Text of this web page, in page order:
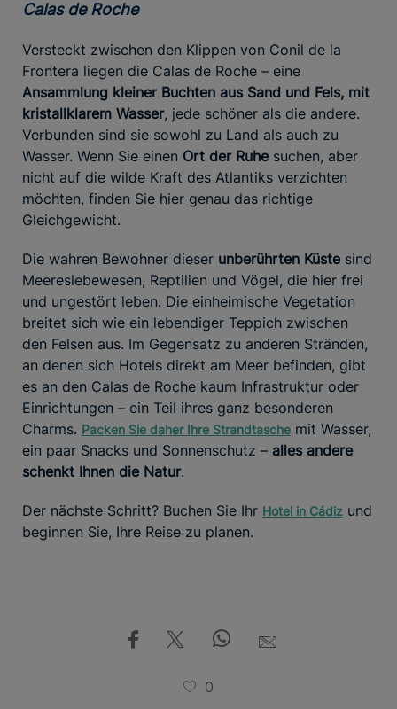
Calas de Roche
Versteckt zwischen den Klippen von Conil de la
Frontera liegen die Calas de Roche – eine
Ansammlung kleiner Buchten aus Sand und Fels, mit
kristallklarem Wasser, jede schöner als die andere.
Verbunden sind sie sowohl zu Land als auch zu
Wasser. Wenn Sie einen Ort der Ruhe suchen, aber
nicht auf die wilde Kraft des Atlantiks verzichten
möchten, finden Sie hier genau das richtige
Gleichgewicht.
Die wahren Bewohner dieser unberührten Küste sind
Meereslebewesen, Reptilien und Vögel, die hier frei
und ungestört leben. Die einheimische Vegetation
breitet sich wie ein lebendiger Teppich zwischen
den Felsen aus. Im Gegensatz zu anderen Stränden,
an denen sich Hotels direkt am Meer befinden, gibt
es an den Calas de Roche kaum Infrastruktur oder
Einrichtungen – ein Teil ihres ganz besonderen
Charms. Packen Sie daher Ihre Strandtasche mit Wasser,
ein paar Snacks und Sonnenschutz – alles andere
schenkt Ihnen die Natur.
Der nächste Schritt? Buchen Sie Ihr Hotel in Cádiz und
beginnen Sie, Ihre Reise zu planen.
0